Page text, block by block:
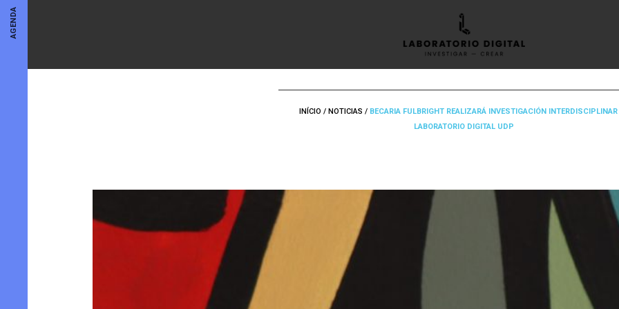
AGENDA
INÍCIO / NOTICIAS / BECARIA FULBRIGHT REALIZARÁ INVESTIGACIÓN INTERDISCIPLINAR
LABORATORIO DIGITAL UDP